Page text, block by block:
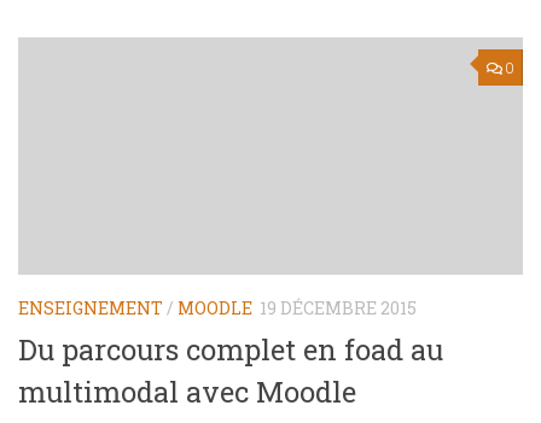
0
ENSEIGNEMENT / MOODLE 19 DÉCEMBRE 2015
Du parcours complet en foad au
multimodal avec Moodle